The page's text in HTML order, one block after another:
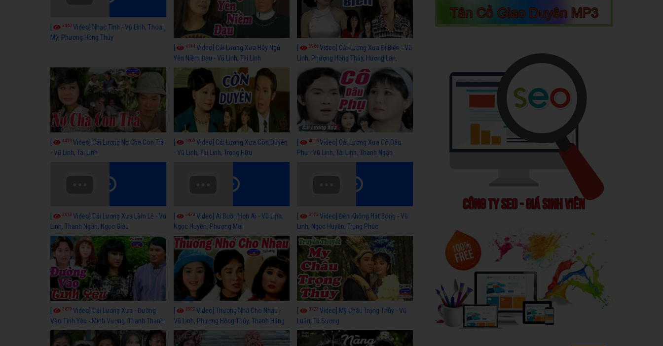
3440 Video] Nhạc Tình - Vũ Linh, Thoại
Mỹ, Phương Hồng Thủy
4114Video] Cải Lương Xưa Hãy Ngủ
Yên Niềm Đau - Vũ Linh, Tài Linh
3966Video] Cải Lương Xưa Đi Biển - Vũ
Linh, Phương Hồng Thủy, Hương Lan,
Thanh Hằng
4433 Video] Cải Lương Nợ Cha Con Trả
- Vũ Linh, Tài Linh
3600 Video] Cải Lương Xưa Còn Duyên
- Vũ Linh, Tài Linh, Trọng Hữu
4016Video] Cải Lương Xưa Cô Dâu
Phụ - Vũ Linh, Tài Linh, Thanh Ngân
2613 Video] Cải Lương Xưa Làm Lẽ - Vũ
Linh, Thanh Ngân, Ngọc Giàu
3470 Video] Ai Buồn Hơn Ai - Vũ Linh,
Ngọc Huyền, Phượng Mai
3372 Video] Đèn Không Hắt Bóng - Vũ
Linh, Ngọc Huyền, Trọng Phúc
3679 Video] Cải Lương Xưa - Đường
Vào Tình Yêu - Minh Vương, Thanh Thanh
Tâm, Kim Tử Long, Thoại Mỹ, Thanh Ngân
3502 Video] Thương Nhớ Cho Nhau -
Vũ Linh, Phương Hồng Thủy, Thanh Hằng
3722 Video] Mỹ Châu Trọng Thủy - Vũ
Luân, Tú Sương